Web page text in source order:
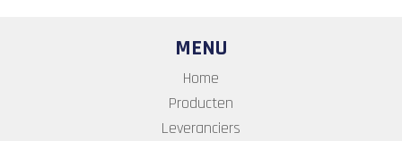
MENU
Home
Producten
Leveranciers